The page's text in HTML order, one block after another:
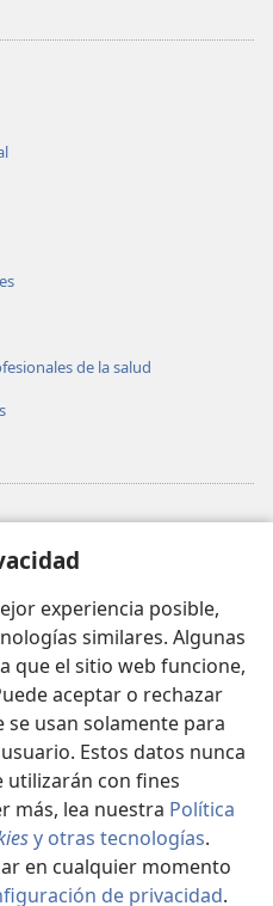
experiencia posible,
similares. Algunas
que el sitio web funcione,
aceptar o rechazar
se usan solamente para
Estos datos nunca
utilizarán con fines
más, lea nuestra Política
y otras tecnologías.
en cualquier momento
de privacidad.
de la salud
and Tract Society of Pennsylvania.
POLÍTICA DE PRIVACIDAD|